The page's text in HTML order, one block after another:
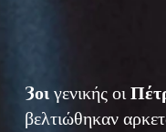
3οιγενικής οι
βελτιώθηκαν